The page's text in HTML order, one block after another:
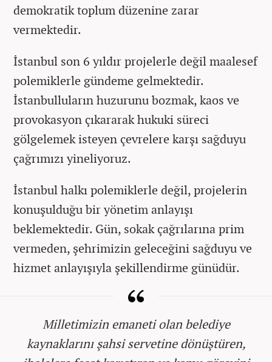
demokratik toplum düzenine zarar
vermektedir.
İstanbul son 6 yıldır projelerle değil maalesef
polemiklerle gündeme gelmektedir.
İstanbulluların huzurunu bozmak, kaos ve
provokasyon çıkararak hukuki süreci
gölgelemek isteyen çevrelere karşı sağduyu
çağrımızı yineliyoruz.
İstanbul halkı polemiklerle değil, projelerin
konuşulduğu bir yönetim anlayışı
beklemektedir. Gün, sokak çağrılarına prim
vermeden, şehrimizin geleceğini sağduyu ve
hizmet anlayışıyla şekillendirme günüdür.
Milletimizin emaneti olan belediye
kaynaklarını şahsi servetine dönüştüren,